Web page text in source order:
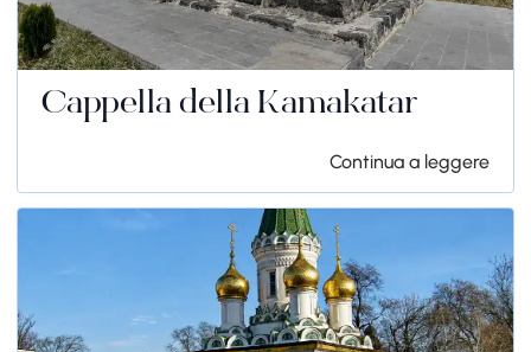
Cappella della Kamakatar
Continua a leggere